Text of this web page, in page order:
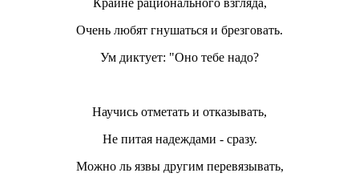
Очень любят гнушаться и брезговать.
Ум диктует: "Оно тебе надо?
Научись отметать и отказывать,
Не питая надеждами - сразу.
Можно ль язвы другим перевязывать,